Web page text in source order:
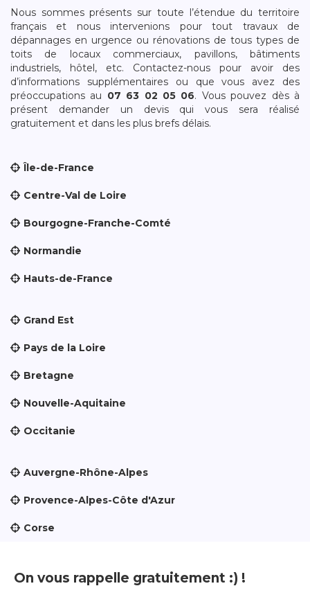
Nous sommes présents sur toute l’étendue du territoire
français et nous intervenions pour tout travaux de
dépannages en urgence ou rénovations de tous types de
toits de locaux commerciaux, pavillons, bâtiments
industriels, hôtel, etc. Contactez-nous pour avoir des
d’informations supplémentaires ou que vous avez des
préoccupations au 07 63 02 05 06. Vous pouvez dès à
présent demander un devis qui vous sera réalisé
gratuitement et dans les plus brefs délais.
Île-de-France
Centre-Val de Loire
Bourgogne-Franche-Comté
Normandie
Hauts-de-France
Grand Est
Pays de la Loire
Bretagne
Nouvelle-Aquitaine
Occitanie
Auvergne-Rhône-Alpes
Provence-Alpes-Côte d'Azur
Corse
On vous rappelle gratuitement :) !